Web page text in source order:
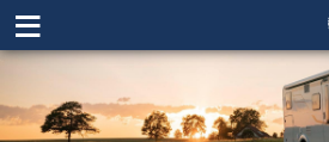
≡